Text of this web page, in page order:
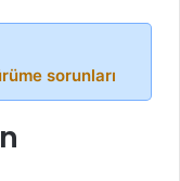
sorunları